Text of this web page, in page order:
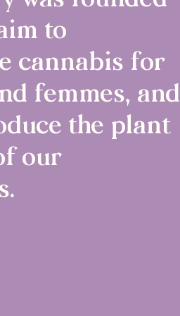
to
cannabis for
femmes, and
the plant
our